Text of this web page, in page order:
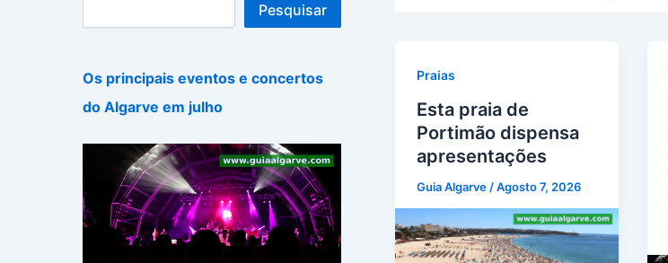
Pesquisar
Os principais eventos e concertos
do Algarve em julho
Praias
Esta praia de
Portimão dispensa
apresentações
Guia Algarve /Agosto 7, 2026